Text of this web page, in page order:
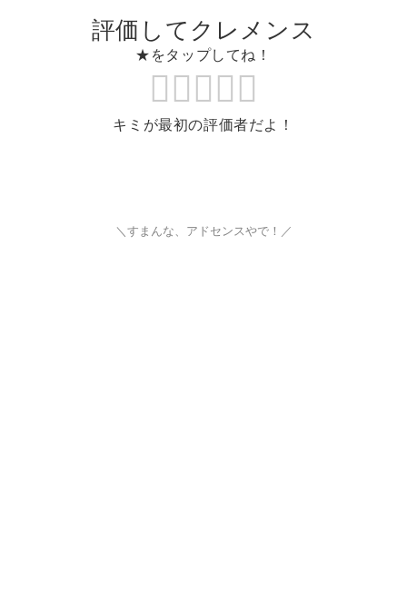
評価してクレメンス
★をタップしてね！
キミが最初の評価者だよ！
＼すまんな、アドセンスやで！／